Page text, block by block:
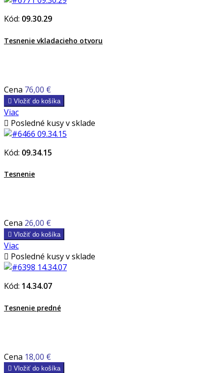
Kód: 09.30.29
Tesnenie vkladacieho otvoru
Cena 76,00 €
 Vložiť do košíka
Viac
 Posledné kusy v sklade
Kód: 09.34.15
Tesnenie
Cena 26,00 €
 Vložiť do košíka
Viac
 Posledné kusy v sklade
Kód: 14.34.07
Tesnenie predné
Cena 18,00 €
 Vložiť do košíka